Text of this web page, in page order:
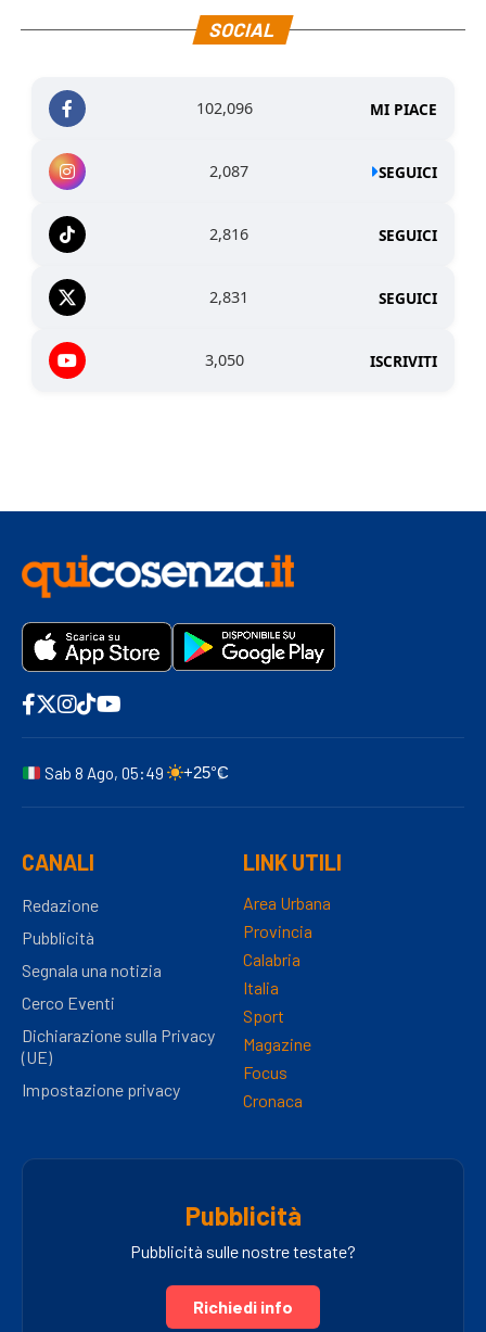
SOCIAL
102,096 MI PIACE
2,087 SEGUICI
2,816 SEGUICI
2,831 SEGUICI
3,050 ISCRIVITI
Sab 8 Ago, 05:49 +25°C
CANALI
Redazione
Pubblicità
Segnala una notizia
Cerco Eventi
Dichiarazione sulla Privacy
(UE)
Impostazione privacy
LINK UTILI
Area Urbana
Provincia
Calabria
Italia
Sport
Magazine
Focus
Cronaca
Pubblicità
Pubblicità sulle nostre testate?
Richiedi info